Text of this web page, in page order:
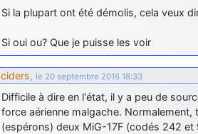
tout voir
Si la plupart ont été démolis, cela veux
Si oui ou? Que je puisse les voir
ciders, le 20 septembre 2016 18:33
Difficile à dire en l'état, il y a peu de
force aérienne malgache. Normalement,
(espérons) deux MiG-17F (codés 242 et